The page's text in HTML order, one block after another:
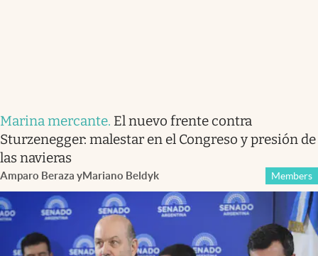
Marina mercante. El nuevo frente contra
Sturzenegger: malestar en el Congreso y presión de
las navieras
Amparo Beraza yMariano Beldyk Members